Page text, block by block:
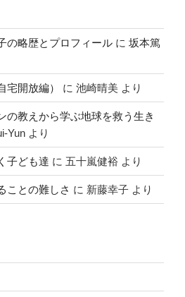
の略歴とプロフィール に 坂本篤
開放編） に 池崎晴美 より
の教えから学ぶ地球を救う生き
Yun より
子ども達 に 五十嵐健裕 より
ことの難しさ に 新藤幸子 より